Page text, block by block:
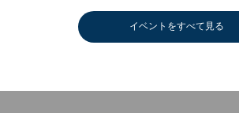
イベントをすべて見る